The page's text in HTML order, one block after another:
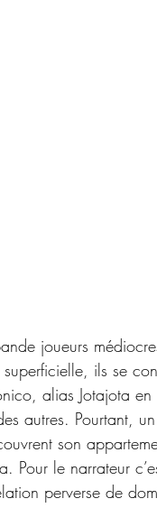
joueurs
ils se
alias Jotajota
autres. Pourtant,
son
Pour le narrateur
perverse de